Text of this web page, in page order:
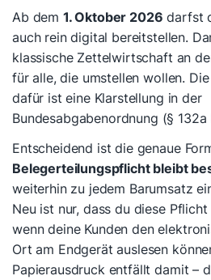
Ab dem 1. Oktober 2026 darfst
auch rein digital bereitstellen.
klassische Zettelwirtschaft an
für alle, die umstellen wollen.
dafür ist eine Klarstellung in der
Bundesabgabenordnung (§ 132a
Entscheidend ist die genaue
Belegerteilungspflicht bleibt
weiterhin zu jedem Barumsatz
Neu ist nur, dass du diese
wenn deine Kunden den
Ort am Endgerät auslesen
Papierausdruck entfällt damit –